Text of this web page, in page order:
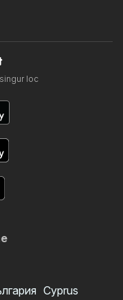
loc
Cyprus